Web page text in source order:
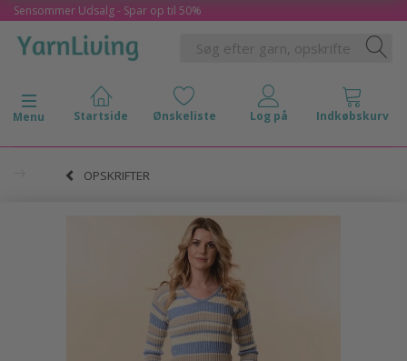
Sensommer Udsalg - Spar op til 50%
Skifte navigation
Menu
OPSKRIFTER